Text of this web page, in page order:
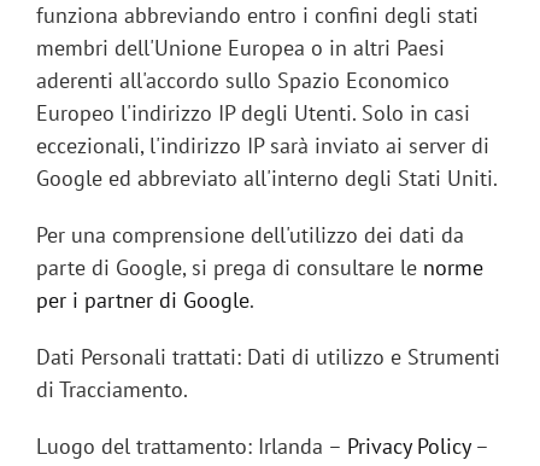
funziona abbreviando entro i confini degli stati
membri dell'Unione Europea o in altri Paesi
aderenti all'accordo sullo Spazio Economico
Europeo l'indirizzo IP degli Utenti. Solo in casi
eccezionali, l'indirizzo IP sarà inviato ai server di
Google ed abbreviato all'interno degli Stati Uniti.
Per una comprensione dell'utilizzo dei dati da
parte di Google, si prega di consultare le norme
per i partner di Google.
Dati Personali trattati: Dati di utilizzo e Strumenti
di Tracciamento.
Luogo del trattamento: Irlanda – Privacy Policy–